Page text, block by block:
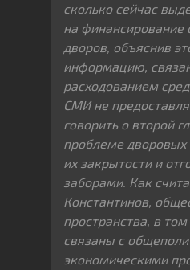
сколько сейчас
на финансирование
дворов, объяснив
информацию,
расходованием
СМИ не
говорить о второй
проблеме дворовых
их закрытости и
заборами. Как
Константинов,
пространства, в том
связаны с
экономическими